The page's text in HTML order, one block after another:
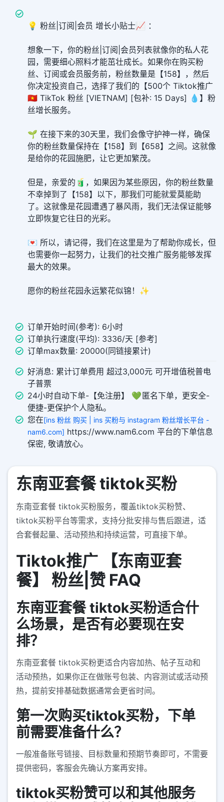
💡 粉丝|订阅|会员 增长小贴士📈 ：
想象一下，你的粉丝|订阅|会员列表就像你的私人花
园，需要细心照料才能茁壮成长。如果你在购买粉
丝、订阅或会员服务前，粉丝数量是【158】，然后
你决定投资自己，选择了我们的【500个 Tiktok推广
🇻🇳 TikTok 粉丝 [VIETNAM] [包补: 15 Days] 💧】粉
丝增长服务。
🌱 在接下来的30天里，我们会像守护神一样，确保
你的粉丝数量保持在【158】到【658】之间。这就像
是给你的花园施肥，让它更加繁茂。
但是，亲爱的🧃，如果因为某些原因，你的粉丝数量
不幸掉到了【158】以下，那我们可能就爱莫能助
了。这就像是花园遭遇了暴风雨，我们无法保证能够
立即恢复它往日的光彩。
💌 所以，请记得，我们在这里是为了帮助你成长，但
也需要你一起努力，让我们的社交推广服务能够发挥
最大的效果。
愿你的粉丝花园永远繁花似锦！✨
订单开始时间(参考): 6小时
订单执行速度(平均): 3336/天 [参考]
订单max数量: 20000(同链接累计)
好消息: 累计订单费用 超过3,000元 可开增值税普电
子普票
24小时自动下单-【免注册】 💚 匿名下单，更安全-
便捷-更保护个人隐私。
您在[ins 粉丝 购买 | ins 买粉与 instagram 粉丝增长平台 -
nam6.com] https://www.nam6.com 平台的下单信息
保密, 敬请放心。
东南亚套餐 tiktok买粉
东南亚套餐 tiktok买粉服务，覆盖tiktok买粉赞、
tiktok买粉平台等需求，支持分批安排与售后跟进，适
合套餐起量、活动预热和持续运营，可直接下单。
Tiktok推广 【东南亚套
餐】 粉丝|赞 FAQ
东南亚套餐 tiktok买粉适合什
么场景，是否有必要现在安
排？
东南亚套餐 tiktok买粉更适合内容加热、帖子互动和
活动预热，如果你正在做账号包装、内容测试或活动预
热，提前安排基础数据通常会更省时间。
第一次购买tiktok买粉，下单
前需要准备什么？
一般准备账号链接、目标数量和预期节奏即可，不需要
提供密码，客服会先确认方案再安排。
tiktok买粉赞可以和其他服务